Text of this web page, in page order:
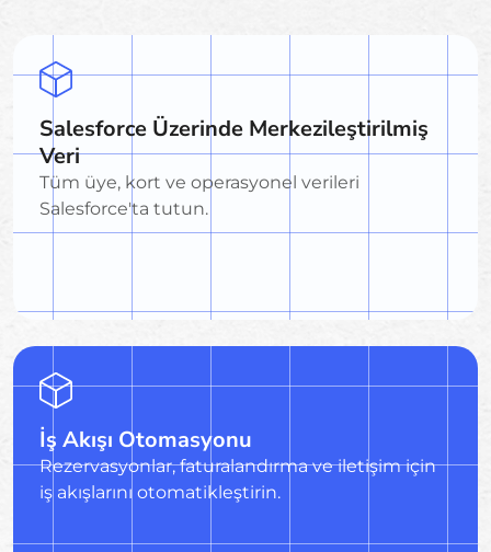
Salesforce Üzerinde Merkezileştirilmiş
Veri
Tüm üye, kort ve operasyonel verileri
Salesforce'ta tutun.
İş Akışı Otomasyonu
Rezervasyonlar, faturalandırma ve iletişim için
iş akışlarını otomatikleştirin.